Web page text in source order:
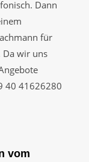
Dann
für
Da wir uns
40 41626280
vom